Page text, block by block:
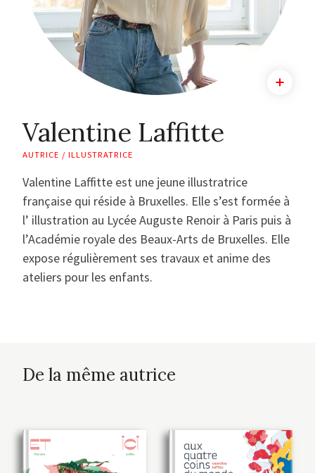
Valentine Laffitte
AUTRICE / ILLUSTRATRICE
Valentine Laffitte est une jeune illustratrice
française qui réside à Bruxelles. Elle s’est formée à
l’ illustration au Lycée Auguste Renoir à Paris puis à
l’Académie royale des Beaux-Arts de Bruxelles. Elle
expose régulièrement ses travaux et anime des
ateliers pour les enfants.
De la même autrice